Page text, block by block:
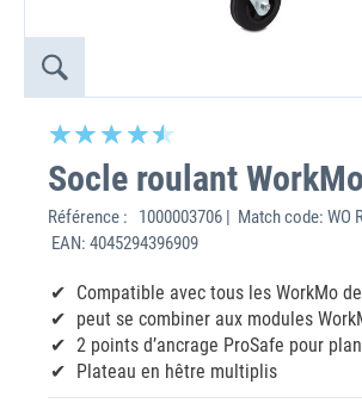
Socle roulant
Référence :
1000003706 | Match code: WO
EAN: 4045294396909
Compatible avec tous les WorkMo
‌peut se combiner aux modules
‌2 points d’ancrage ProSafe pour
Plateau en hêtre multiplis